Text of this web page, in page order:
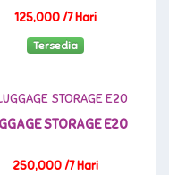
125,000 /7 Hari
Tersedia
STORAGE E20
250,000 /7 Hari